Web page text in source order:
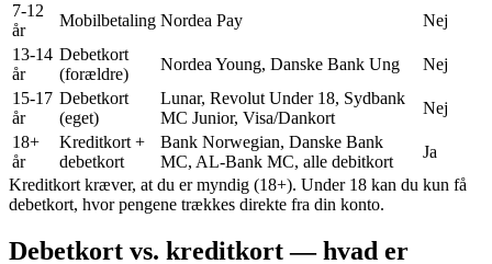
7-12
år
Mobilbetaling Nordea Pay
Nej
13-14
år
Debetkort
(forældre)
Nordea Young, Danske Bank Ung
Nej
15-17
år
Debetkort
(eget)
Lunar, Revolut Under 18, Sydbank
MC Junior, Visa/Dankort
Nej
18+
år
Kreditkort +
debetkort
Bank Norwegian, Danske Bank
MC, AL-Bank MC, alle debitkort
Ja
Kreditkort kræver, at du er myndig (18+). Under 18 kan du kun få
debetkort, hvor pengene trækkes direkte fra din konto.
Debetkort vs. kreditkort — hvad er